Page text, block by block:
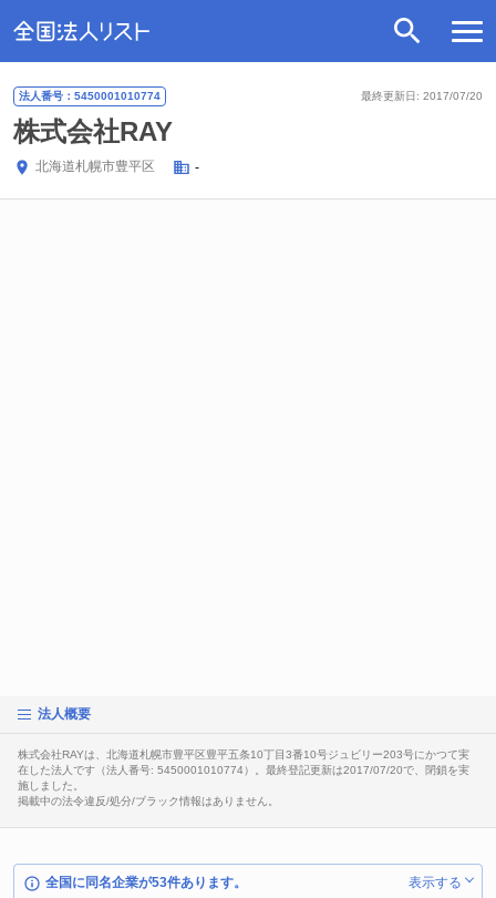
最終更新日: 2017/07/20
法人番号：5450001010774
株式会社RAY
北海道札幌市豊平区 -
法人概要
株式会社RAYは、北海道札幌市豊平区豊平五条10丁目3番10号ジュビリー203号にかつて実
在した法人です（法人番号: 5450001010774）。最終登記更新は2017/07/20で、閉鎖を実
施しました。
掲載中の法令違反/処分/ブラック情報はありません。
全国に同名企業が53件あります。 表示する